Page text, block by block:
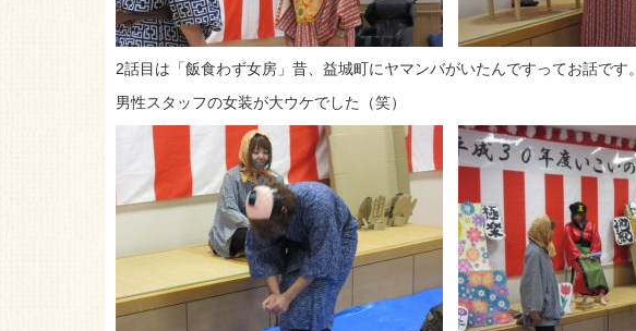
2話目は「飯食わず女房」昔、益城町にヤマンバがいたんですってお話です。
男性スタッフの女装が大ウケでした（笑）